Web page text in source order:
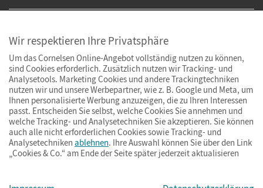
ImpressumAGBDatenschutzBarrierefreiheitCookies & Co.
Wir respektieren Ihre Privatsphäre
Um das Cornelsen Online-Angebot vollständig nutzen zu können,
sind Cookies erforderlich. Zusätzlich nutzen wir Tracking- und
Analysetools. Marketing Cookies und andere Trackingtechniken
nutzen wir und unsere Werbepartner, wie z. B. Google und Meta, um
Ihnen personalisierte Werbung anzuzeigen, die zu Ihren Interessen
passt. Entscheiden Sie selbst, welche Cookies Sie annehmen und
welche Tracking- und Analysetechniken Sie akzeptieren. Sie können
auch alle nicht erforderlichen Cookies sowie Tracking- und
Analysetechniken ablehnen. Ihre Auswahl können Sie über den Link
„Cookies & Co.“ am Ende der Seite später jederzeit aktualisieren